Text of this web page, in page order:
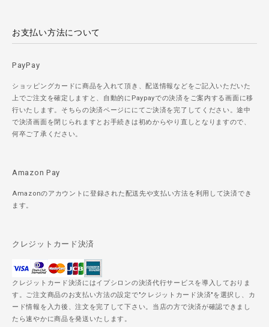
お支払い方法について
PayPay
ショッピングカードに商品を入れて頂き、配送情報などをご記入いただいた
上でご注文を確定しますと、自動的にPaypayでの決済をご案内する画面に移
行いたします。そちらの決済ページににてご決済を完了してください。途中
で決済画面を閉じられますとお手続きは初めからやり直しとなりますので、
何卒ご了承ください。
Amazon Pay
Amazonのアカウントに登録された配送先や支払い方法を利用して決済でき
ます。
クレジットカード決済
クレジットカード決済にはイプシロンの決済代行サービスを導入しておりま
す。ご注文商品のお支払い方法の設定で"クレジットカード決済"を選択し、カ
ード情報を入力後、注文を完了して下さい。当店の方で決済が確認できまし
たら速やかに商品を発送いたします。